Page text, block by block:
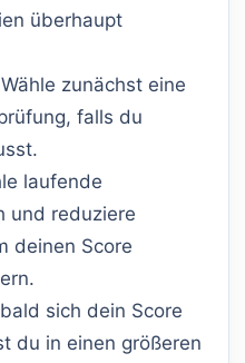
überhaupt
Wähle zunächst eine
falls du
laufende
und reduziere
deinen Score
sich dein Score
du in einen größeren